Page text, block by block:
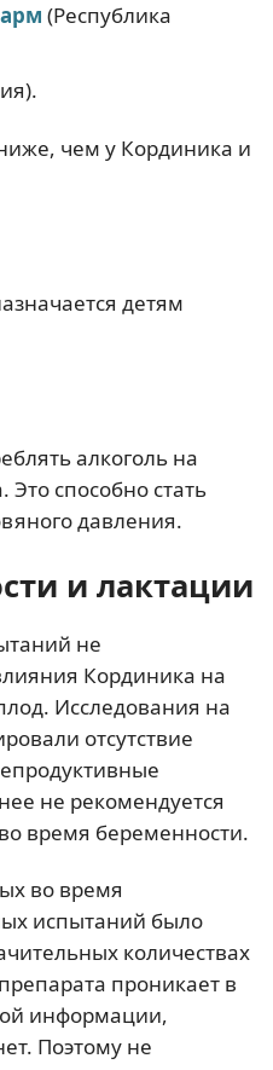
(Республика
чем у Кординика и
детям
алкоголь на
способно стать
давления.
и лактации
не
Кординика на
Исследования на
отсутствие
не рекомендуется
время беременности.
во время
испытаний было
количествах
проникает в
информации,
Поэтому не